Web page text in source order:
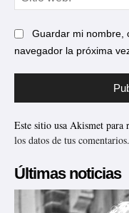
Guardar mi nombre,
navegador la próxima
Este sitio usa Akismet para
los datos de tus comentarios.
Últimas noticias